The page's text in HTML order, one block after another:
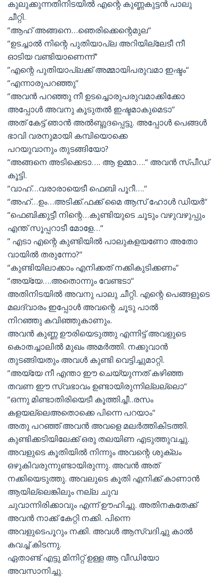
കുലുക്കുന്നതിനിടയിൽ എന്റെ കുണ്ണകുട്ടൻ പാലു
ചീറ്റി.
“ആഹ് അങ്ങനെ…ഞെരിക്കെന്റെമുല“
“ഉടച്ചാൽ നിന്റെ പുതിയാപ്ല അറിയില്ലേടീ നീ
ഓടിയ വണ്ടിയാണെന്ന്“
”എന്റെ പുതിയാപ്ലക്ക് അമ്മായിപരുവമാ ഇഷ്ടം“
“എന്നാരുപറഞ്ഞു“
“അവൻ പറഞ്ഞു നീ ഉടച്ചൊരുപരുവമാക്കിക്കോ
അപ്പോൾ അവനു കൂടുതൽ ഇഷ്ടമാകുമെടാ“
അത് കേട്ട് ഞാൻ അൽബ്ദുദപ്പെട്ടു. അപ്പോൾ പെങ്ങൾ
ഭാവി വരനുമായി കമ്പിയൊക്കെ
പറയുവാനും തുടങ്ങിയോ?
“അങ്ങനെ അടിക്കെടാ…. ആ ഉമ്മാ….“ അവൻ സ്പീഡ്
കൂട്ടി.
“വാഹ്…വരാരായെടീ ഫെബി പൂറീ….“
“അഹ്…ഉം…അടിക്ക്.ഫക്ക് മൈ ആസ് ഹോൾ ഡിയർ“
“ഫെബിക്കുട്ടീ നിന്റെ…കുണ്ടിയുടെ ചൂടും വഴുവഴുപ്പും
എന്ത് സൂപ്പറാടീ മോളേ…“
” എടാ എന്റെ കുണ്ടിയിൽ പാലുകളയണോ അതോ
വായിൽ തരുന്നോ?“
“കുണ്ടിയിലാക്കാം എനിക്കത് നക്കികുടിക്കണം“
“അയ്യേ….അതൊന്നും വേണ്ടടാ“
അതിനിടയിൽ അവനു പാലു ചീറ്റി. എന്റെ പെങ്ങളുടെ
മലദ്വാരം ഇപ്പോൾ അവന്റെ ചൂടു പാൽ
നിറഞ്ഞു കവിഞ്ഞുകാണും.
അവൻ കുണ്ണ ഊരിയെടുത്തു എന്നിട്ട് അവളുടെ
കൊതച്ചാലിൽ മുഖം അമർത്തി. നക്കുവാൻ
തുടങ്ങിയതും അവൾ കുണ്ടി വെട്ടിച്ചുമാറ്റി.
“അയ്യേ നീ എന്താ ഈ ചെയ്യുന്നത് കഴിഞ്ഞ
തവണ ഈ സ്വഭാവം ഉണ്ടായിരുന്നില്ലല്ലൊ“
“ഒന്നു മിണ്ടാതിരിയെടീ കൂത്തിച്ചീ..രസം
കളയല്ലെഅതൊക്കെ പിന്നെ പറയാം“
അതു പറഞ്ഞ് അവൻ അവളെ മലർത്തികിടത്തി.
കുണ്ടിക്കടിയിലേക്ക് ഒരു തലയിണ എടുത്തുവച്ചു.
അവളുടെ കൂതിയിൽ നിന്നും അവന്റെ ശുക്ലം
ഒഴുകിവരുന്നുണ്ടായിരുന്നു. അവൻ അത്
നക്കിയെടുത്തു. അവലുടെ കൂതി എനിക്ക് കാണാൻ
ആയില്ലെങ്കിലും നല്ല ചുവ
ചുവാന്നിരിക്കാവും എന്ന് ഊഹിച്ചു. അതിനകതേക്ക്
അവൻ നാക്ക് കേറ്റി നക്കി. പിന്നെ
അവളുടെപൂറും നക്കി. അവൾ ആസ്വദിച്ചു കാൽ
കവച്ച് കിടന്നു.
ഏതാണ്ട് എട്ടു മിനിറ്റ് ഉള്ള ആ വീഡിയോ
അവസാനിച്ചു.